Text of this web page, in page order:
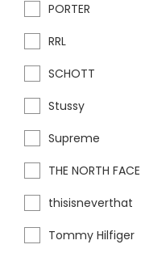
PORTER
RRL
SCHOTT
Stussy
Supreme
THE NORTH FACE
thisisneverthat
Tommy Hilfiger